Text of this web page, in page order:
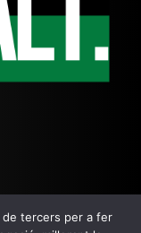
tercers per a fer